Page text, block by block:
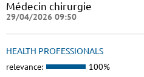
Médecin chirurgie
29/04/2026 09:50
HEALTH PROFESSIONALS
relevance: 100%